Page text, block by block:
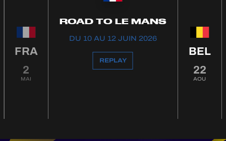
FRA
2
MAI
ROAD TO LE MANS
DU 10 AU 12 JUIN 2026
REPLAY
BEL
22
AOU